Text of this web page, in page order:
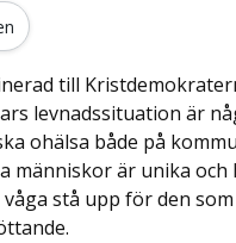
till
levnadssituation är
ohälsa både på
människor är unika
våga stå upp för den